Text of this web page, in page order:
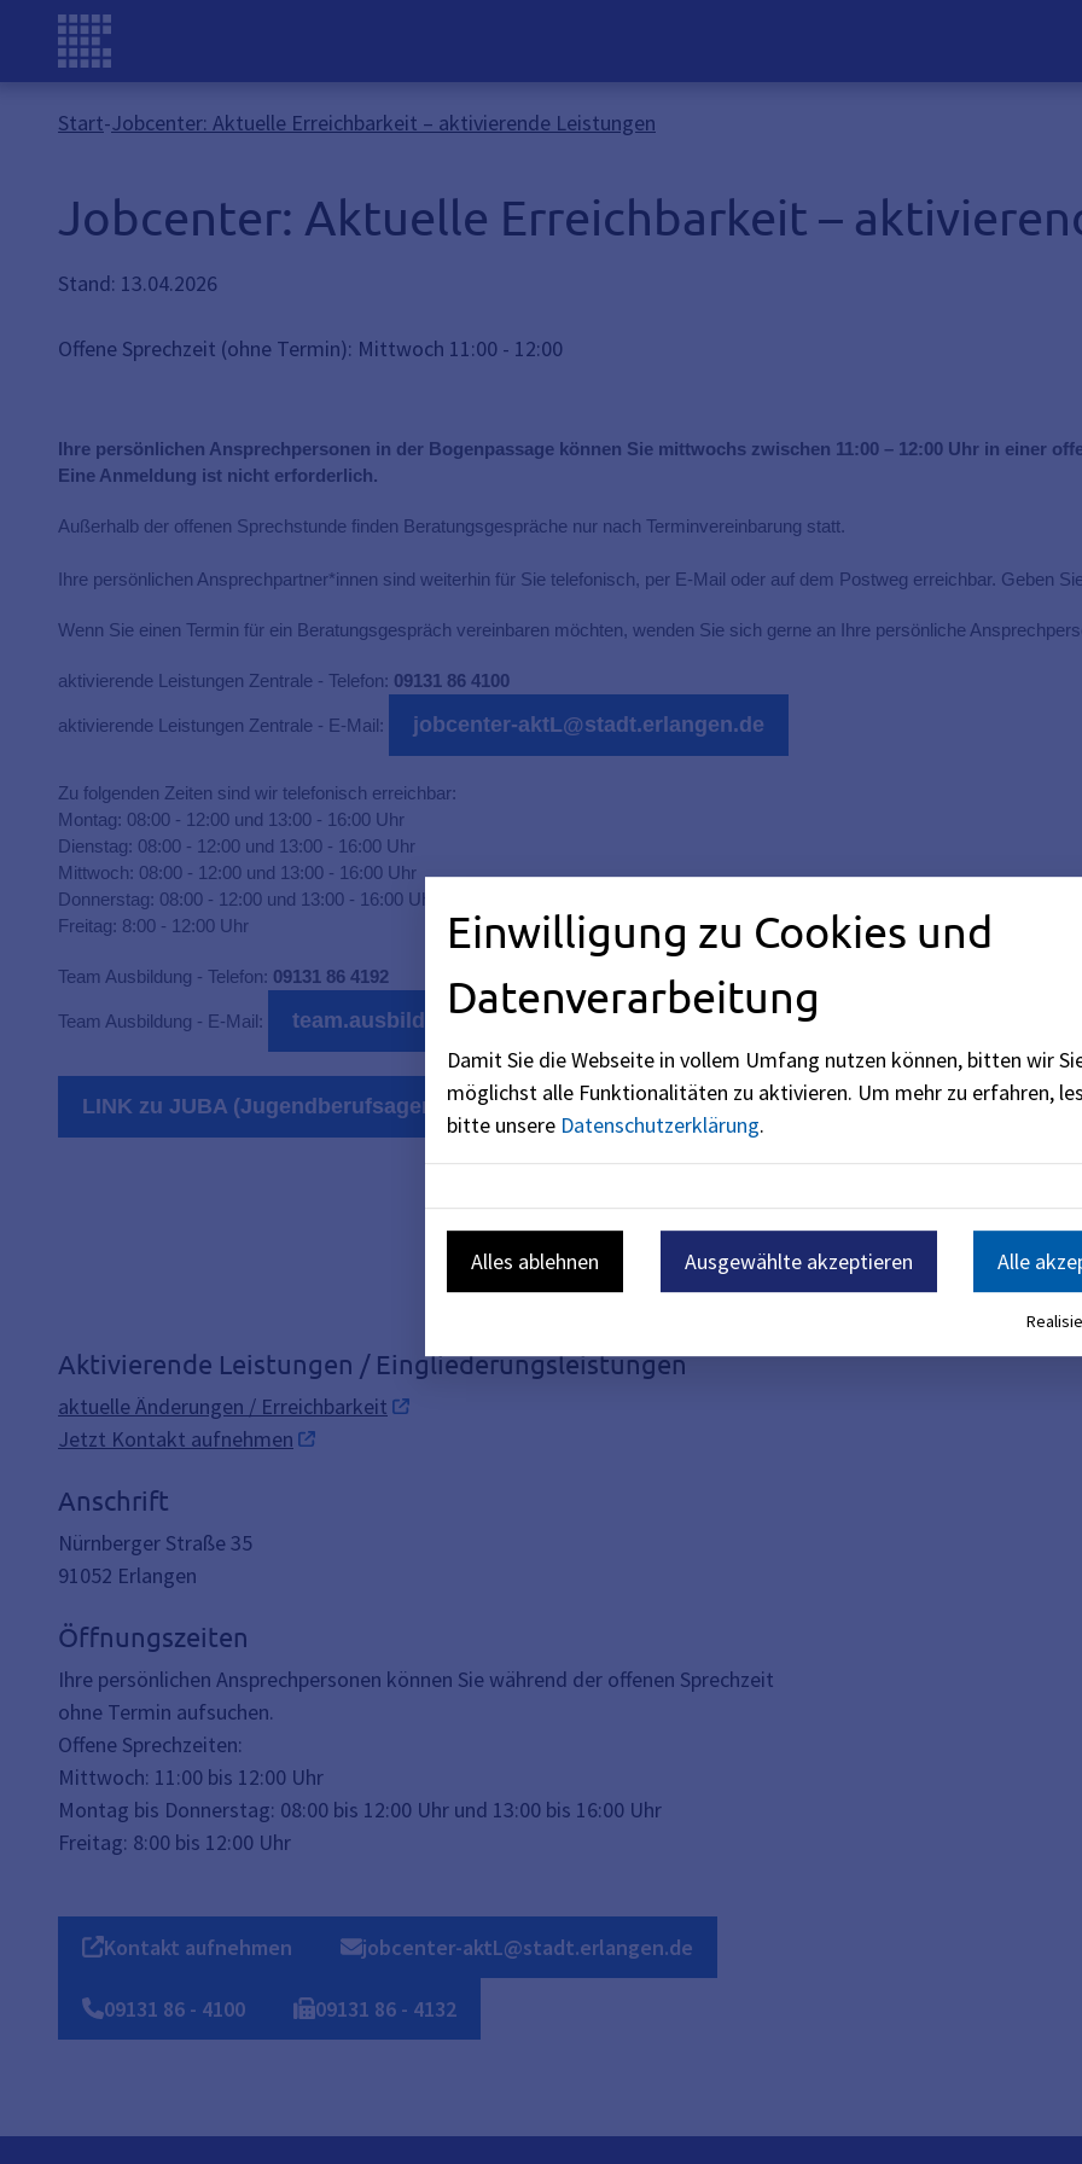
Start-Jobcenter: Aktuelle Erreichbarkeit – aktivierende Leistungen
Jobcenter: Aktuelle Erreichbarkeit –
Stand: 13.04.2026
Offene Sprechzeit (ohne Termin): Mittwoch 11:00 - 12:00
Ihre persönlichen Ansprechpersonen in der Bogenpassage können Sie mittwochs zwischen 11:00 – 12:00 Uhr in einer
Eine Anmeldung ist nicht erforderlich.
Außerhalb der offenen Sprechstunde finden Beratungsgespräche nur nach Terminvereinbarung statt.
Ihre persönlichen Ansprechpartner*innen sind weiterhin für Sie telefonisch, per E-Mail oder auf dem Postweg erreichbar. Geben
Wenn Sie einen Termin für ein Beratungsgespräch vereinbaren möchten, wenden Sie sich gerne an Ihre persönliche
aktivierende Leistungen Zentrale - Telefon: 09131 86 4100
aktivierende Leistungen Zentrale - E-Mail: jobcenter-aktL@stadt.erlangen.de
Zu folgenden Zeiten sind wir telefonisch erreichbar:
Montag: 08:00 - 12:00 und 13:00 - 16:00 Uhr
Dienstag: 08:00 - 12:00 und 13:00 - 16:00 Uhr
Mittwoch: 08:00 - 12:00 und 13:00 - 16:00 Uhr
Donnerstag: 08:00 - 12:00 und 13:00 - 16:00 Uhr
Freitag: 8:00 - 12:00 Uhr
Team Ausbildung - Telefon: 09131 86 4192
Team Ausbildung - E-Mail: team.ausbildung@stadt.erlangen.de
LINK zu JUBA (Jugendberufsagentur)
Aktivierende Leistungen / Eingliederungsleistungen
aktuelle Änderungen / Erreichbarkeit
Jetzt Kontakt aufnehmen
Anschrift
Nürnberger Straße 35
91052 Erlangen
Öffnungszeiten
Ihre persönlichen Ansprechpersonen können Sie während der offenen Sprechzeit
ohne Termin aufsuchen.
Offene Sprechzeiten:
Mittwoch: 11:00 bis 12:00 Uhr
Montag bis Donnerstag: 08:00 bis 12:00 Uhr und 13:00 bis 16:00 Uhr
Freitag: 8:00 bis 12:00 Uhr
Kontakt aufnehmen jobcenter-aktL@stadt.erlangen.de
09131 86 - 4100 09131 86 - 4132
Einwilligung zu Cookies und
Datenverarbeitung
Damit Sie die Webseite in vollem Umfang nutzen können, bitten wir
möglichst alle Funktionalitäten zu aktivieren. Um mehr zu erfahren,
bitte unsere Datenschutzerklärung.
Alles ablehnen Ausgewählte akzeptieren Alle